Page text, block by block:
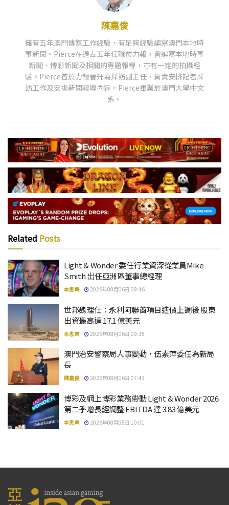
陳嘉俊
擁有五年澳門傳媒工作經驗，有足夠經驗編寫澳門本地時
事新聞。Pierce在過去五年任職於力報，曾編寫本地時事
新聞、博彩新聞及相關的專題報導，亦有一定的拍攝經
驗。Pierce曾於力報晉升為採訪副主任，負責安排記者採
訪工作及安排新聞報導內容。Pierce畢業於澳門大學中文
系。
Related Posts
Light & Wonder 委任行業資深從業員Mike
Smith 出任亞洲區董事總經理
本思齊 2026年08月06日 09:46
世邦魏理仕：永利阿聯酋項目造價上調後 股東
出資最高達 17.1 億美元
本思齊 2026年08月06日 09:35
澳門治安警察局人事變動，伍素萍委任為新局
長
陳嘉俊 2026年08月06日 07:43
博彩及網上博彩業務帶動 Light & Wonder 2026
第二季增長經調整 EBITDA 達 3.83 億美元
本思齊 2026年08月05日 10:01